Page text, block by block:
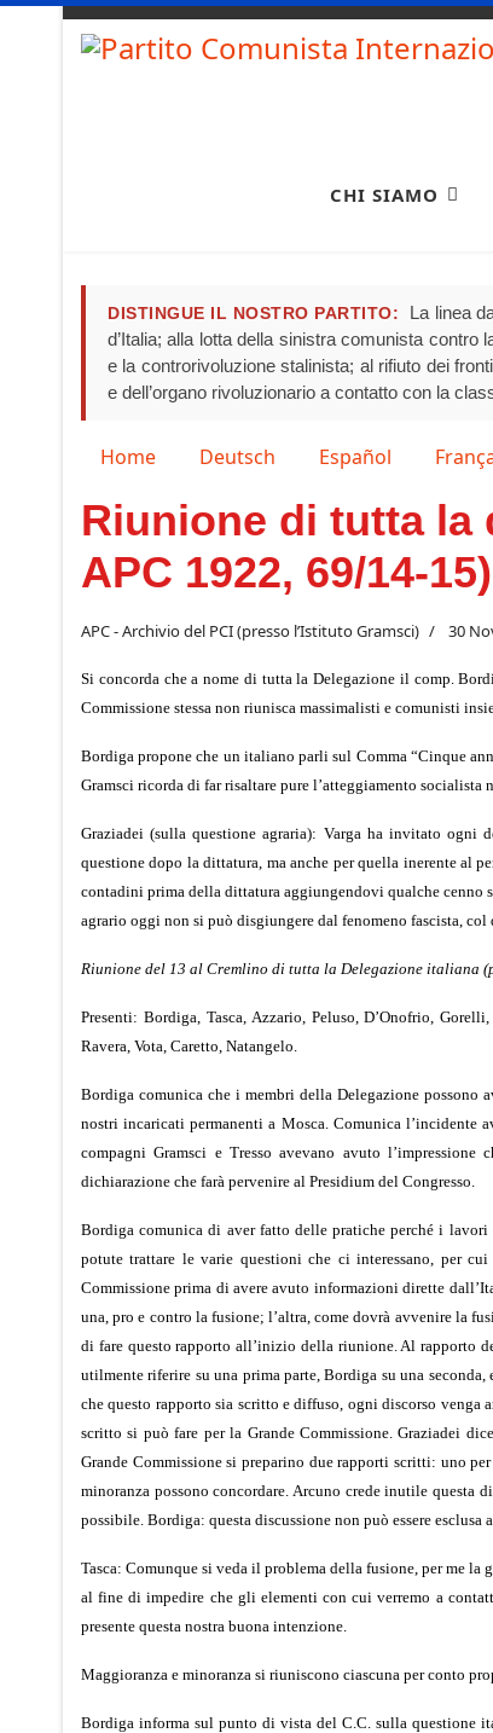
CHI SIAMO
DISTINGUE IL NOSTRO PARTITO:
La linea
d’Italia; alla lotta della sinistra comunista contro
e la controrivoluzione stalinista; al rifiuto dei
e dell’organo rivoluzionario a contatto con la
Seleziona la tua lingua
Home Deutsch Español
Riunione di tutta la
APC 1922, 69/14-15)
APC - Archivio del PCI (presso l’Istituto Gramsci) 30
Si concorda che a nome di tutta la Delegazione il comp.
Commissione stessa non riunisca massimalisti e comunisti
Bordiga propone che un italiano parli sul Comma “Cinque
Gramsci ricorda di far risaltare pure l’atteggiamento
Graziadei (sulla questione agraria): Varga ha invitato ogni
questione dopo la dittatura, ma anche per quella inerente al
contadini prima della dittatura aggiungendovi qualche cenno
agrario oggi non si può disgiungere dal fenomeno fascista,
Riunione del 13 al Cremlino di tutta la Delegazione italiana
Presenti: Bordiga, Tasca, Azzario, Peluso, D’Onofrio,
Ravera, Vota, Caretto, Natangelo.
Bordiga comunica che i membri della Delegazione
nostri incaricati permanenti a Mosca. Comunica l’incidente
compagni Gramsci e Tresso avevano avuto
dichiarazione che farà pervenire al Presidium del Congresso.
Bordiga comunica di aver fatto delle pratiche perché i
potute trattare le varie questioni che ci interessano, per
Commissione prima di avere avuto informazioni dirette
una, pro e contro la fusione; l’altra, come dovrà avvenire la
di fare questo rapporto all’inizio della riunione. Al rapporto
utilmente riferire su una prima parte, Bordiga su una
che questo rapporto sia scritto e diffuso, ogni discorso
scritto si può fare per la Grande Commissione. Graziadei
Grande Commissione si preparino due rapporti scritti: uno
minoranza possono concordare. Arcuno crede inutile questa
possibile. Bordiga: questa discussione non può essere esclusa
Tasca: Comunque si veda il problema della fusione, per me la
al fine di impedire che gli elementi con cui verremo a
presente questa nostra buona intenzione.
Maggioranza e minoranza si riuniscono ciascuna per conto
Bordiga informa sul punto di vista del C.C. sulla questione